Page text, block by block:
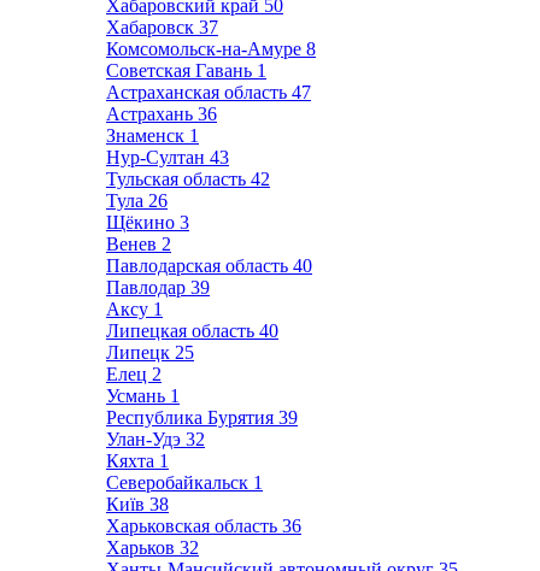
Хабаровский край 50
Хабаровск 37
Комсомольск-на-Амуре 8
Советская Гавань 1
Астраханская область 47
Астрахань 36
Знаменск 1
Нур-Султан 43
Тульская область 42
Тула 26
Щёкино 3
Венев 2
Павлодарская область 40
Павлодар 39
Аксу 1
Липецкая область 40
Липецк 25
Елец 2
Усмань 1
Республика Бурятия 39
Улан-Удэ 32
Кяхта 1
Северобайкальск 1
Київ 38
Харьковская область 36
Харьков 32